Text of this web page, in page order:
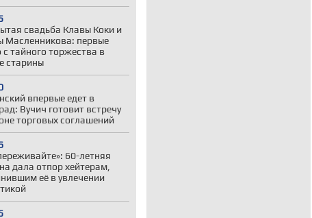
свадьба Клавы Коки и
Масленникова: первые
с тайного торжества в
старины
впервые едет в
Вучич готовит встречу
торговых соглашений
60-летняя
дала отпор хейтерам,
её в увлечении